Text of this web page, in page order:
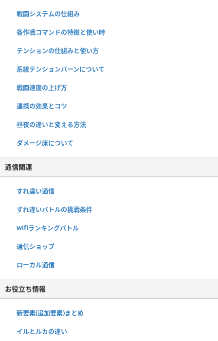
戦闘システムの仕組み
各作戦コマンドの特徴と使い時
テンションの仕組みと使い方
系統テンションバーンについて
戦闘速度の上げ方
連携の効果とコツ
昼夜の違いと変える方法
ダメージ床について
通信関連
すれ違い通信
すれ違いバトルの挑戦条件
wifiランキングバトル
通信ショップ
ローカル通信
お役立ち情報
新要素(追加要素)まとめ
イルとルカの違い